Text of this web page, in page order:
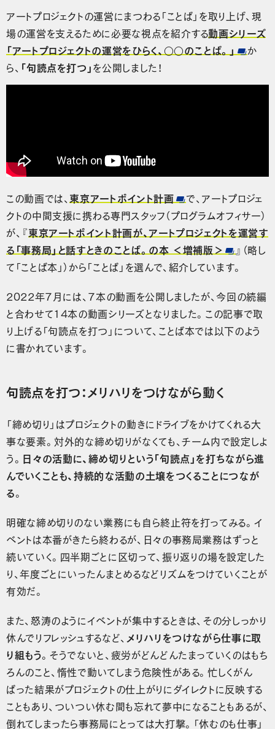
アートプロジェクトの運営にまつわる「ことば」を取り上げ、現
場の運営を支えるために必要な視点を紹介する動画シリーズ
「アートプロジェクトの運営をひらく、○○のことば。」
か
ら、 「句読点を打つ」を公開しました！
この動画では、 東京アートポイント計画
で、アートプロジェ
クトの中間支援に携わる専門スタッフ（プログラムオフィサー）
が、『東京アートポイント計画が、アートプロジェクトを運営す
る「事務局」と話すときのことば。の本 ＜増補版＞
』（略し
て「ことば本」）から「ことば」を選んで、紹介しています。
2022年７月には、７本の動画を公開しましたが、今回の続編
と合わせて14本の動画シリーズとなりました。この記事で取
り上げる「句読点を打つ」について、ことば本では以下のよう
に書かれています。
句読点を打つ：メリハリをつけながら動く
「締め切り」はプロジェクトの動きにドライブをかけてくれる大
事な要素。対外的な締め切りがなくても、チーム内で設定しよ
う。 日々の活動に、締め切りという「句読点」を打ちながら進
んでいくことも、持続的な活動の土壌をつくることにつなが
る。
明確な締め切りのない業務にも自ら終止符を打ってみる。イ
ベントは本番がきたら終わるが、日々の事務局業務はずっと
続いていく。四半期ごとに区切って、振り返りの場を設定した
り、年度ごとにいったんまとめるなどリズムをつけていくことが
有効だ。
また、怒涛のようにイベントが集中するときは、その分しっかり
休んでリフレッシュするなど、 メリハリをつけながら仕事に取
り組もう。そうでないと、疲労がどんどんたまっていくのはもち
ろんのこと、惰性で動いてしまう危険性がある。忙しくがん
ばった結果がプロジェクトの仕上がりにダイレクトに反映する
こともあり、ついつい休む間も忘れて夢中になることもあるが、
倒れてしまったら事務局にとっては大打撃。「休むのも仕事」